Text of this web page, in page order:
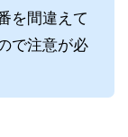
を間違えて
で注意が必